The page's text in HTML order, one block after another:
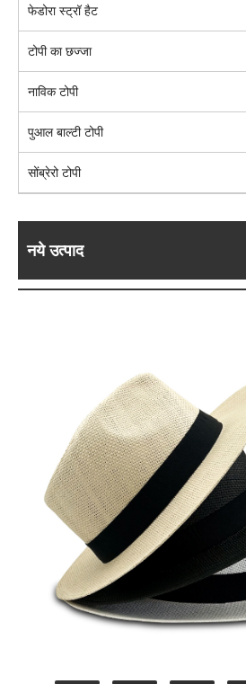
फेडोरा स्ट्रॉ हैट
टोपी का छज्जा
नाविक टोपी
पुआल बाल्टी टोपी
सोंब्रेरो टोपी
नये उत्पाद